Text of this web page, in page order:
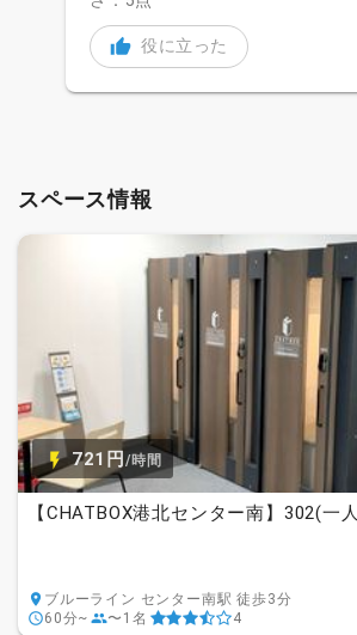
スペース情報
721円/時間
【CHATBOX港北センター南】302(一
ブルーライン センター南駅 徒歩3分
60分~
〜1名 4
役に立った